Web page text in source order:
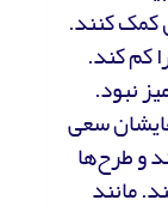
کمک کنند.
کم کند.
نبود.
سعی
و طرح‌ها
مانند